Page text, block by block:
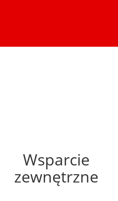
Wsparcie
zewnętrzne